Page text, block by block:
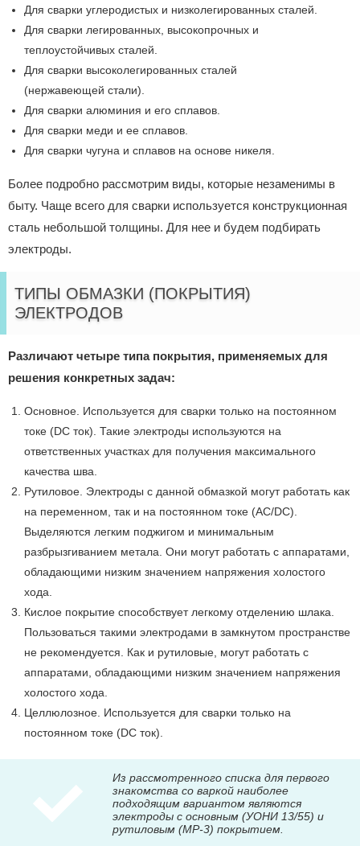
Для сварки углеродистых и низколегированных сталей.
Для сварки легированных, высокопрочных и
теплоустойчивых сталей.
Для сварки высоколегированных сталей
(нержавеющей стали).
Для сварки алюминия и его сплавов.
Для сварки меди и ее сплавов.
Для сварки чугуна и сплавов на основе никеля.
Более подробно рассмотрим виды, которые незаменимы в
быту. Чаще всего для сварки используется конструкционная
сталь небольшой толщины. Для нее и будем подбирать
электроды.
ТИПЫ ОБМАЗКИ (ПОКРЫТИЯ)
ЭЛЕКТРОДОВ
Различают четыре типа покрытия, применяемых для
решения конкретных задач:
Основное. Используется для сварки только на постоянном
токе (DC ток). Такие электроды используются на
ответственных участках для получения максимального
качества шва.
Рутиловое. Электроды с данной обмазкой могут работать как
на переменном, так и на постоянном токе (AC/DC).
Выделяются легким поджигом и минимальным
разбрызгиванием метала. Они могут работать с аппаратами,
обладающими низким значением напряжения холостого
хода.
Кислое покрытие способствует легкому отделению шлака.
Пользоваться такими электродами в замкнутом пространстве
не рекомендуется. Как и рутиловые, могут работать с
аппаратами, обладающими низким значением напряжения
холостого хода.
Целлюлозное. Используется для сварки только на
постоянном токе (DC ток).
Из рассмотренного списка для первого
знакомства со варкой наиболее
подходящим вариантом являются
электроды с основным (УОНИ 13/55) и
рутиловым (МР-3) покрытием.